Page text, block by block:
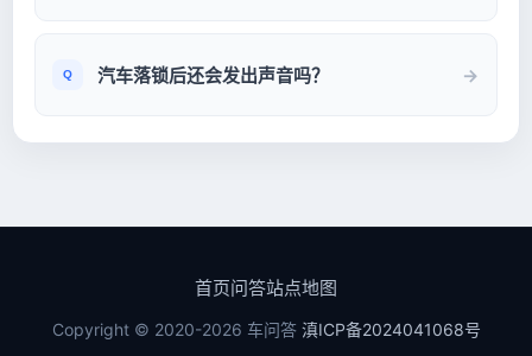
汽车落锁后还会发出声音吗？
首页问答站点地图
Copyright © 2020-2026 车问答 滇ICP备2024041068号